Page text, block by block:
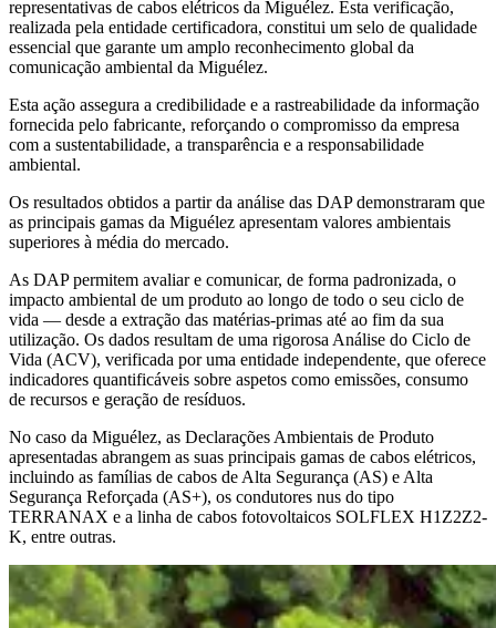
representativas de cabos elétricos da Miguélez. Esta verificação,
realizada pela entidade certificadora, constitui um selo de qualidade
essencial que garante um amplo reconhecimento global da
comunicação ambiental da Miguélez.
Esta ação assegura a credibilidade e a rastreabilidade da informação
fornecida pelo fabricante, reforçando o compromisso da empresa
com a sustentabilidade, a transparência e a responsabilidade
ambiental.
Os resultados obtidos a partir da análise das DAP demonstraram que
as principais gamas da Miguélez apresentam valores ambientais
superiores à média do mercado.
As DAP permitem avaliar e comunicar, de forma padronizada, o
impacto ambiental de um produto ao longo de todo o seu ciclo de
vida — desde a extração das matérias-primas até ao fim da sua
utilização. Os dados resultam de uma rigorosa Análise do Ciclo de
Vida (ACV), verificada por uma entidade independente, que oferece
indicadores quantificáveis sobre aspetos como emissões, consumo
de recursos e geração de resíduos.
No caso da Miguélez, as Declarações Ambientais de Produto
apresentadas abrangem as suas principais gamas de cabos elétricos,
incluindo as famílias de cabos de Alta Segurança (AS) e Alta
Segurança Reforçada (AS+), os condutores nus do tipo
TERRANAX e a linha de cabos fotovoltaicos SOLFLEX H1Z2Z2-
K, entre outras.